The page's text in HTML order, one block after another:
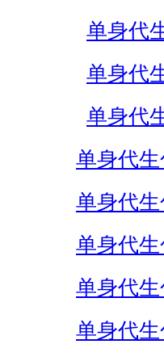
单身代
单身代
单身代
单身代
单身代
单身代
单身代
单身代生